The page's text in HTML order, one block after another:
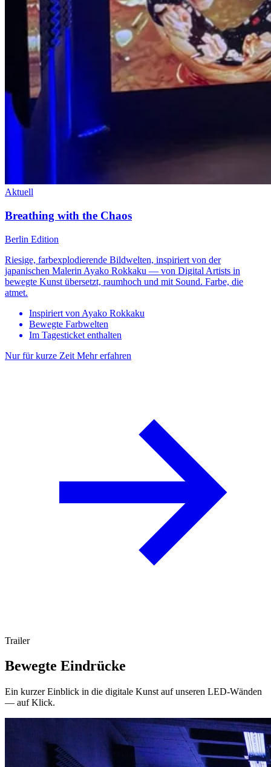
Aktuell
Breathing with the Chaos
Berlin Edition
Riesige, farbexplodierende Bildwelten, inspiriert von der
japanischen Malerin Ayako Rokkaku — von Digital Artists in
bewegte Kunst übersetzt, raumhoch und mit Sound. Farbe, die
atmet.
Inspiriert von Ayako Rokkaku
Bewegte Farbwelten
Im Tagesticket enthalten
Nur für kurze Zeit Mehr erfahren
Trailer
Bewegte Eindrücke
Ein kurzer Einblick in die digitale Kunst auf unseren LED-Wänden
— auf Klick.